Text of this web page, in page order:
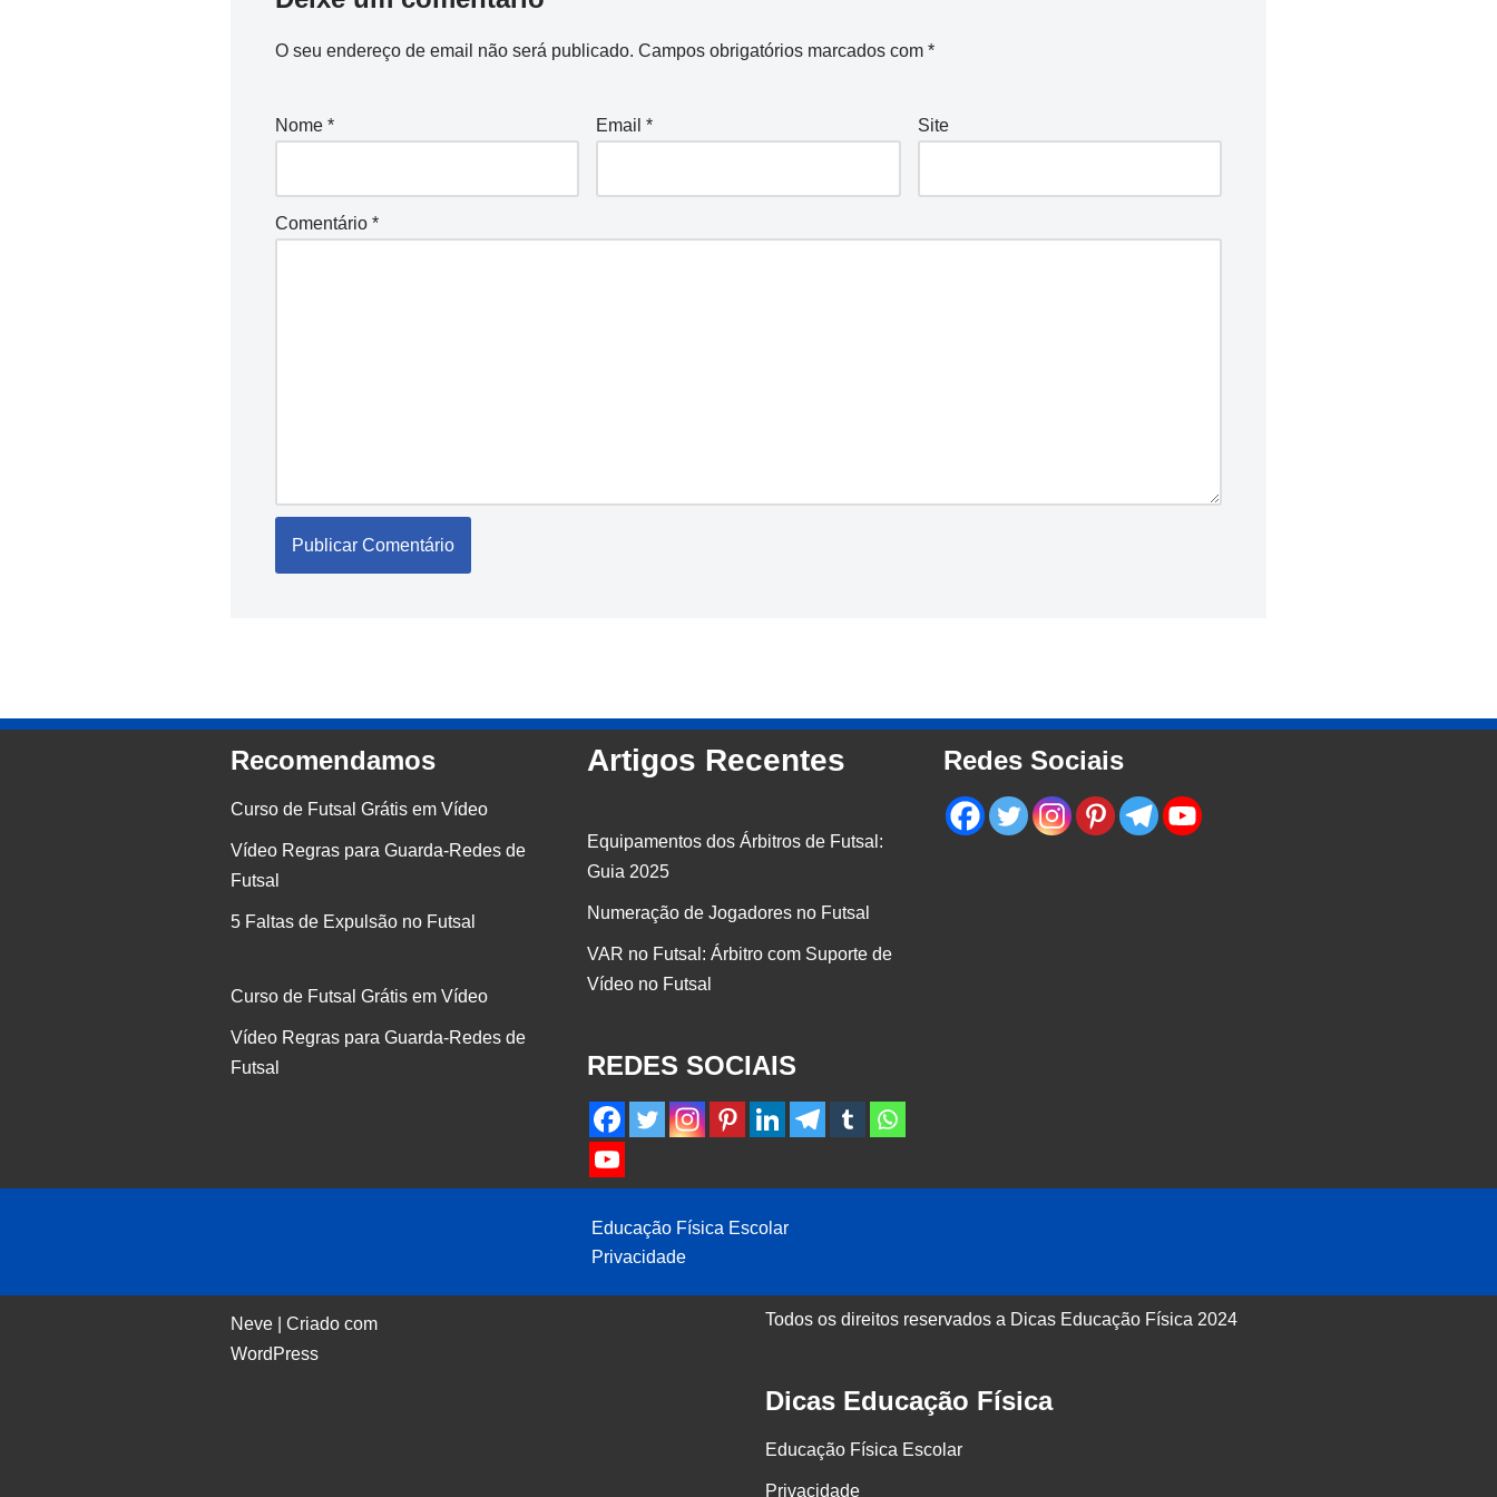
O seu endereço de email não será publicado. Campos obrigatórios marcados com *
Nome * Email* Site
Comentário *
Recomendamos
Curso de Futsal Grátis em Vídeo
Vídeo Regras para Guarda-Redes de
Futsal
5 Faltas de Expulsão no Futsal
Curso de Futsal Grátis em Vídeo
Vídeo Regras para Guarda-Redes de
Futsal
Artigos Recentes
Equipamentos dos Árbitros de Futsal:
Guia 2025
Numeração de Jogadores no Futsal
VAR no Futsal: Árbitro com Suporte de
Vídeo no Futsal
REDES SOCIAIS
Redes Sociais
Educação Física Escolar
Privacidade
Neve | Criado com
WordPress
Todos os direitos reservados a Dicas Educação Física 2024
Dicas Educação Física
Educação Física Escolar
Privacidade